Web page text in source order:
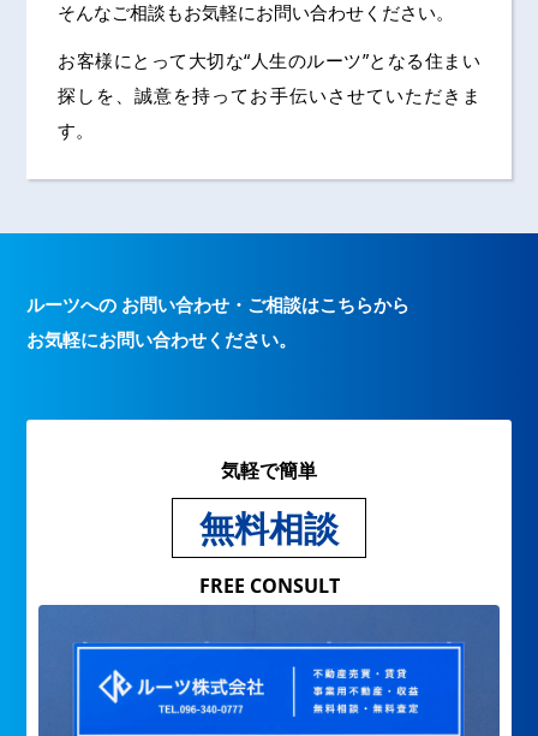
そんなご相談もお気軽にお問い合わせください。
お客様にとって大切な“人生のルーツ”となる住まい
探しを、誠意を持ってお手伝いさせていただきま
す。
ルーツへの お問い合わせ・ご相談はこちらから
お気軽にお問い合わせください。
気軽で簡単
無料相談
FREE CONSULT